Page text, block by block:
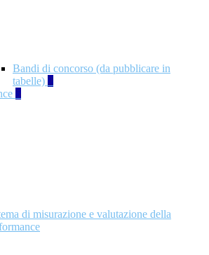
Bandi di concorso (da pubblicare in
tabelle) 2
5
di misurazione e valutazione della